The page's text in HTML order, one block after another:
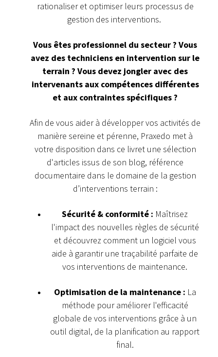
rationaliser et optimiser leurs processus de
gestion des interventions.
Vous êtes professionnel du secteur ? Vous
avez des techniciens en intervention sur le
terrain ? Vous devez jongler avec des
intervenants aux compétences différentes
et aux contraintes spécifiques ?
Afin de vous aider à développer vos activités de
manière sereine et pérenne, Praxedo met à
votre disposition dans ce livret une sélection
d'articles issus de son blog, référence
documentaire dans le domaine de la gestion
d’interventions terrain :
Sécurité & conformité : Maîtrisez
l'impact des nouvelles règles de sécurité
et découvrez comment un logiciel vous
aide à garantir une traçabilité parfaite de
vos interventions de maintenance.
Optimisation de la maintenance : La
méthode pour améliorer l'efficacité
globale de vos interventions grâce à un
outil digital, de la planification au rapport
final.